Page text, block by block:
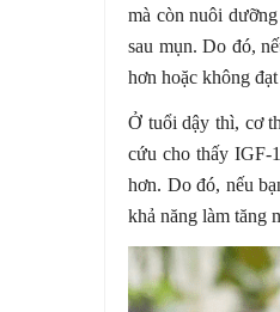
mà còn nuôi
sau mụn. Do đó,
hơn hoặc không
Ở tuổi dậy thì, cơ
cứu cho thấy IGF-
hơn. Do đó, nếu
khả năng làm tăng